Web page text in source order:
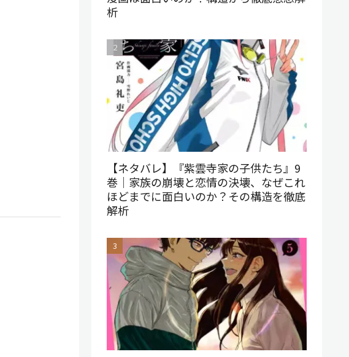
析
【ネタバレ】『紫雲寺家の子供たち』9
巻｜家族の崩壊と恋情の決壊、なぜこれ
ほどまでに面白いのか？その構造を徹底
解析